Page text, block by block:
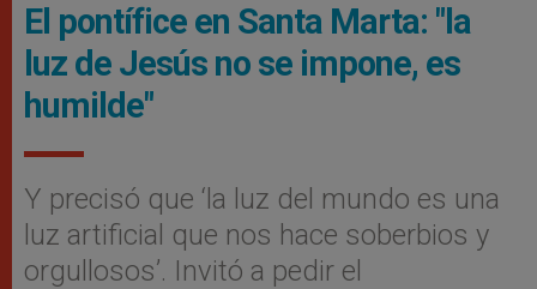
El pontífice en Santa Marta: "la
luz de Jesús no se impone, es
humilde"
Y precisó que ‘la luz del mundo es una
luz artificial que nos hace soberbios y
orgullosos’. Invitó a pedir el